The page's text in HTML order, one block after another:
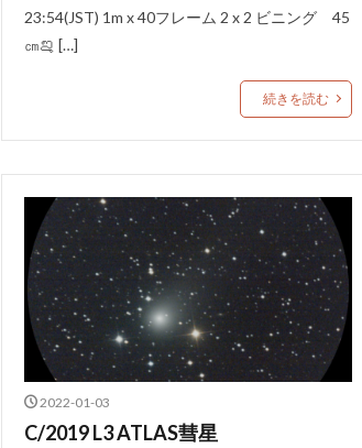
23:54(JST) 1m x 40フレーム 2 x 2 ビニング 45
㎝ࡡ […]
続きを読む
2022-01-03
C/2019 L3 ATLAS彗星